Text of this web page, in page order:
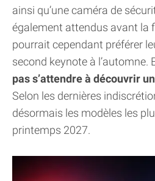
ainsi qu’une caméra de
également attendus avant la
pourrait cependant préférer
second keynote à l’automne.
pas s’attendre à découvrir
Selon les dernières
désormais les modèles les
printemps 2027.